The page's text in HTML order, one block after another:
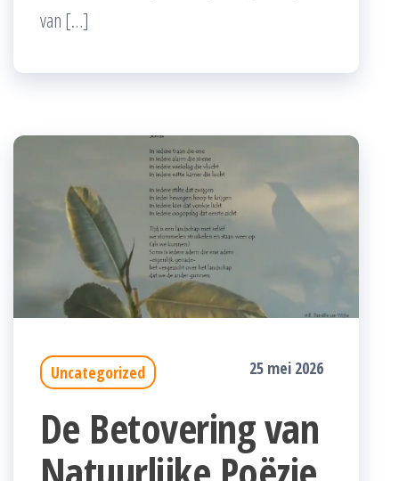
van […]
Uncategorized 25 mei 2026
De Betovering van